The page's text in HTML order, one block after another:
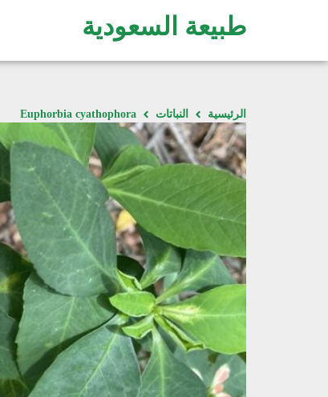
طبيعة السعودية
الرئيسية النباتات Euphorbia cyathophora